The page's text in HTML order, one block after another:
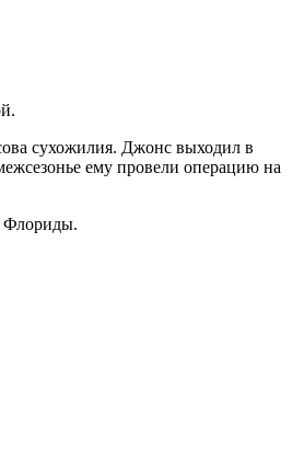
сухожилия. Джонс выходил в
ему провели операцию на
Флориды.